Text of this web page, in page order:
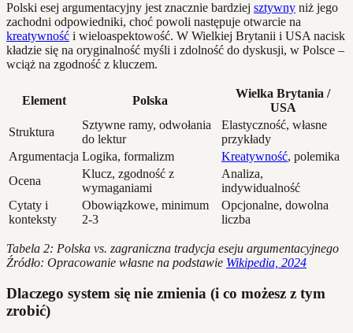
Polski esej argumentacyjny jest znacznie bardziej sztywny niż jego
zachodni odpowiedniki, choć powoli następuje otwarcie na
kreatywność i wieloaspektowość. W Wielkiej Brytanii i USA nacisk
kładzie się na oryginalność myśli i zdolność do dyskusji, w Polsce –
wciąż na zgodność z kluczem.
Element Polska
Wielka Brytania /
USA
Struktura
Sztywne ramy, odwołania
do lektur
Elastyczność, własne
przykłady
Argumentacja Logika, formalizm Kreatywność, polemika
Ocena
Klucz, zgodność z
wymaganiami
Analiza,
indywidualność
Cytaty i
konteksty
Obowiązkowe, minimum
2-3
Opcjonalne, dowolna
liczba
Tabela 2: Polska vs. zagraniczna tradycja eseju argumentacyjnego
Źródło: Opracowanie własne na podstawie Wikipedia, 2024
Dlaczego system się nie zmienia (i co możesz z tym
zrobić)